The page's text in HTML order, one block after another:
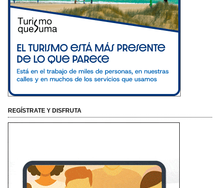
REGÍSTRATE Y DISFRUTA